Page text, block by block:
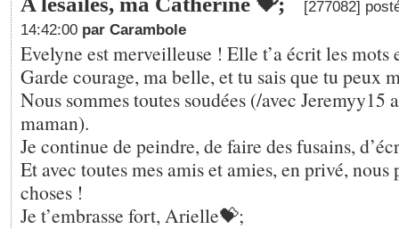
[277082]
14:42:00 par Carambole
Evelyne est merveilleuse ! Elle t’a écrit les mots
Garde courage, ma belle, et tu sais que tu peux
Nous sommes toutes soudées (/avec Jeremyy15
maman).
Je continue de peindre, de faire des fusains,
Et avec toutes mes amis et amies, en privé, nous
choses !
Je t’embrasse fort, Arielle💝;